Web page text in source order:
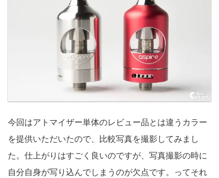
今回はアトマイザー単体のレビュー品とは違うカラー
を提供いただいたので、比較写真を撮影してみまし
た。仕上がりはすごく良いのですが、写真撮影の時に
自分自身が写り込んでしまうのが欠点です。ってそれ